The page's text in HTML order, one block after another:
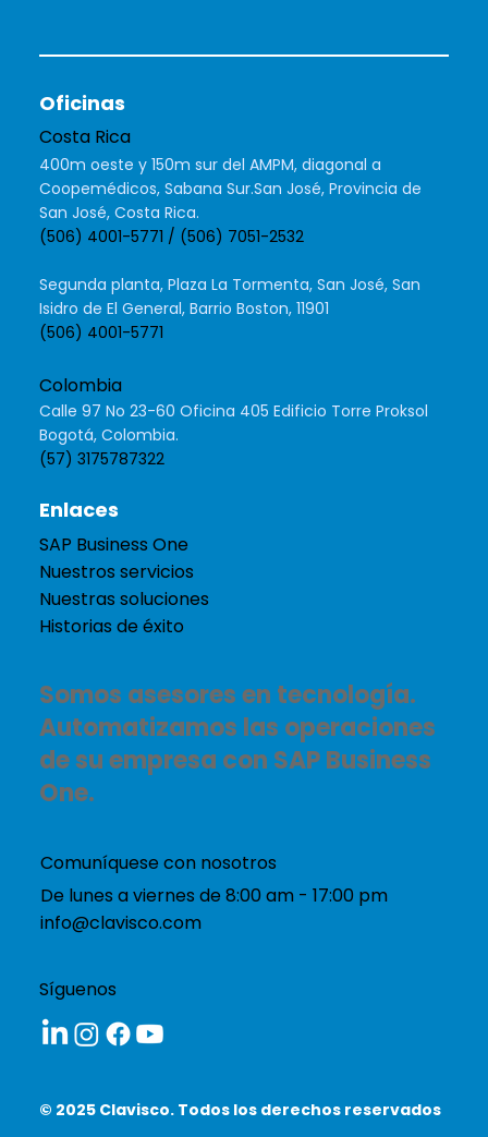
Somos asesores en tecnología.
Automatizamos las operaciones
de su empresa con SAP Business
One.
Comuníquese con nosotros
De lunes a viernes de 8:00 am - 17:00 pm
info@clavisco.com
Síguenos
Enlaces
SAP Business One
Nuestros servicios
Nuestras soluciones
Historias de éxito
Oficinas
Costa Rica
400m oeste y 150m sur del AMPM, diagonal a
Coopemédicos, Sabana Sur.San José, Provincia de
San José, Costa Rica.
(506) 4001-5771 / (506) 7051-2532
Segunda planta, Plaza La Tormenta, San José, San
Isidro de El General, Barrio Boston, 11901
(506) 4001-5771
Colombia
Calle 97 No 23-60 Oficina 405 Edificio Torre Proksol
Bogotá, Colombia.
(57) 3175787322
© 2025 Clavisco. Todos los derechos reservados